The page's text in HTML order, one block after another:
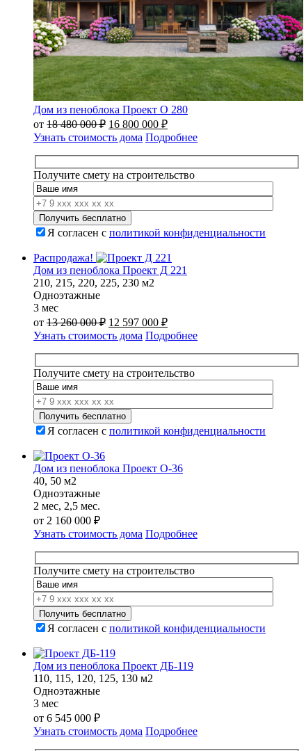
Дом из пеноблока Проект О 280
от 18 480 000₽ Первоначальная
цена
составляла
18
480
16 800 000 ₽Текущая
цена:
16
800
000 ₽.
Узнать стоимость дома Подробнее
Получите смету на строительство
Я согласен с политикой конфиденциальности
Распродажа!
Дом из пеноблока Проект Д 221
210, 215, 220, 225, 230 м2
Одноэтажные
3 мес
от 13 260 000₽ Первоначальная
цена
составляла
13
260
000 ₽.
12 597 000 ₽Текущая
цена:
12
597
000 ₽.
Узнать стоимость дома Подробнее
Получите смету на строительство
Я согласен с политикой конфиденциальности
Дом из пеноблока Проект О-36
40, 50 м2
Одноэтажные
2 мес, 2,5 мес.
от 2 160 000 ₽
Узнать стоимость дома Подробнее
Получите смету на строительство
Я согласен с политикой конфиденциальности
Дом из пеноблока Проект ДБ-119
110, 115, 120, 125, 130 м2
Одноэтажные
3 мес
от 6 545 000 ₽
Узнать стоимость дома Подробнее